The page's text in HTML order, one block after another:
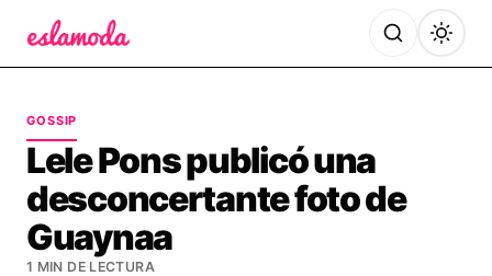
GOSSIP
Lele Pons publicó una
desconcertante foto de
Guaynaa
1 MIN DE LECTURA